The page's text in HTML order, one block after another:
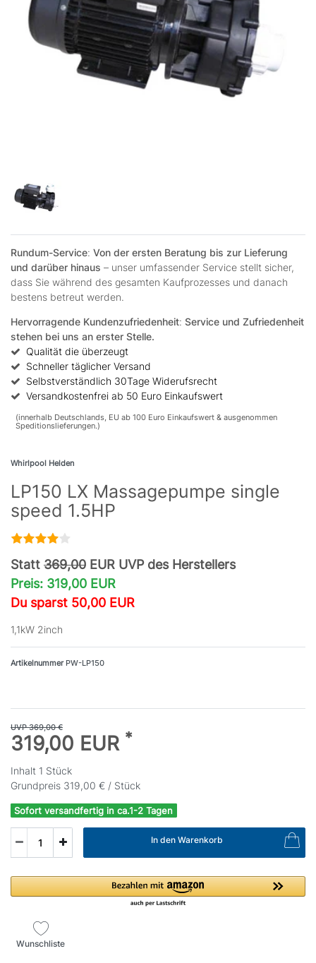
Rundum-Service: Von der ersten Beratung bis zur Lieferung
und darüber hinaus – unser umfassender Service stellt sicher,
dass Sie während des gesamten Kaufprozesses und danach
bestens betreut werden.
Hervorragende Kundenzufriedenheit: Service und Zufriedenheit
stehen bei uns an erster Stelle.
Qualität die überzeugt
Schneller täglicher Versand
Selbstverständlich 30Tage Widerufsrecht
Versandkostenfrei ab 50 Euro Einkaufswert
(innerhalb Deutschlands, EU ab 100 Euro Einkaufswert & ausgenommen
Speditionslieferungen.)
Whirlpool Helden
LP150 LX Massagepumpe single
speed 1.5HP
Statt 369,00 EUR UVP des Herstellers
Preis: 319,00 EUR
Du sparst 50,00 EUR
1,1kW 2inch
Artikelnummer PW-LP150
UVP 369,00 €
319,00 EUR *
Inhalt 1 Stück
Grundpreis 319,00 € / Stück
Sofort versandfertig in ca.1-2 Tagen
In den Warenkorb
Wunschliste